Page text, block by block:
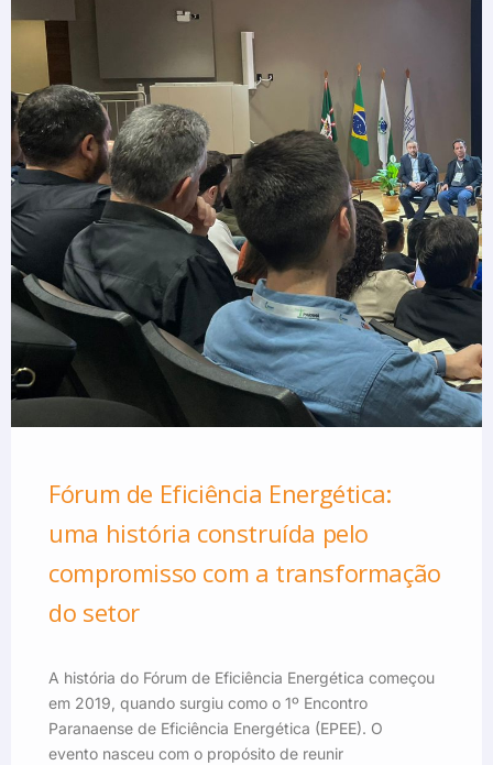
Fórum de Eficiência Energética:
uma história construída pelo
compromisso com a transformação
do setor
A história do Fórum de Eficiência Energética começou
em 2019, quando surgiu como o 1º Encontro
Paranaense de Eficiência Energética (EPEE). O
evento nasceu com o propósito de reunir